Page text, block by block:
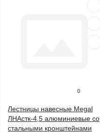
0
Лестницы навесные Megal
ЛНАстк-4,5 алюминиевые со
стальными кронштейнами